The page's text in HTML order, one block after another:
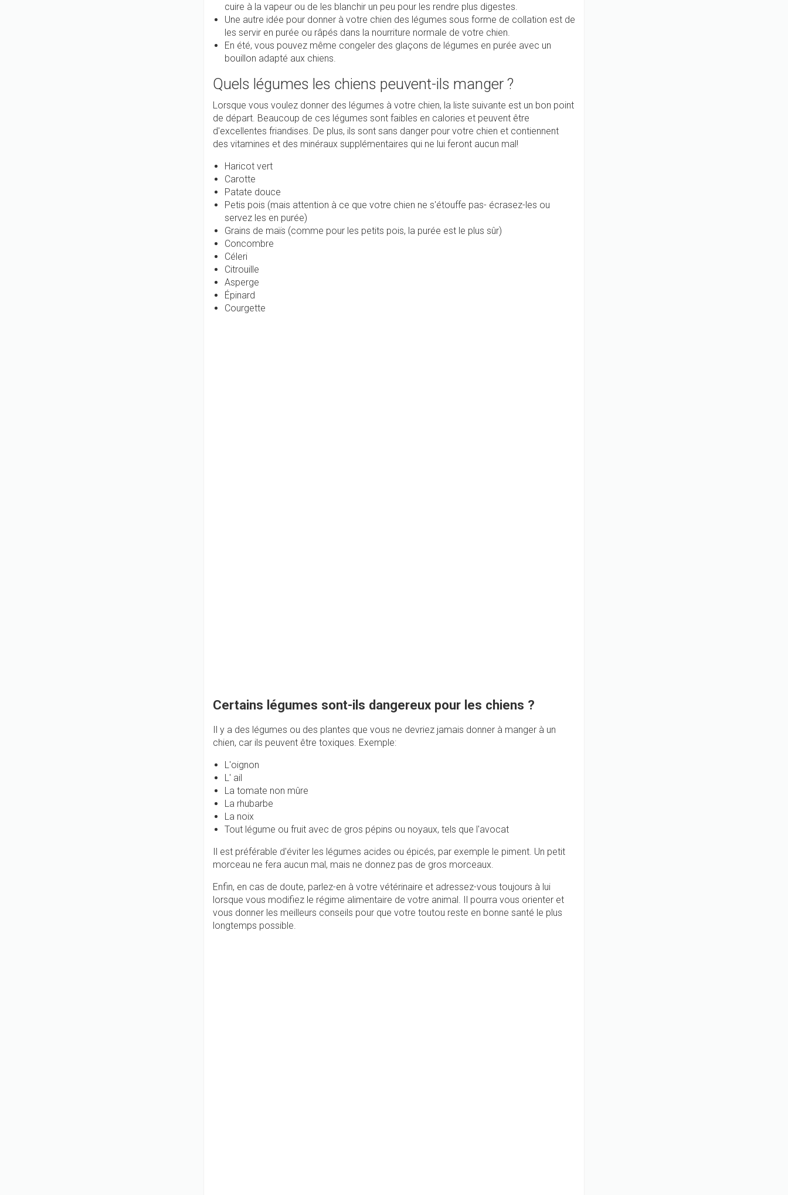
cuire à la vapeur ou de les blanchir un peu pour les rendre plus digestes.
Une autre idée pour donner à votre chien des légumes sous forme de collation est de
les servir en purée ou râpés dans la nourriture normale de votre chien.
En été, vous pouvez même congeler des glaçons de légumes en purée avec un
bouillon adapté aux chiens.
Quels légumes les chiens peuvent-ils manger ?
Lorsque vous voulez donner des légumes à votre chien, la liste suivante est un bon point
de départ. Beaucoup de ces légumes sont faibles en calories et peuvent être
d'excellentes friandises. De plus, ils sont sans danger pour votre chien et contiennent
des vitamines et des minéraux supplémentaires qui ne lui feront aucun mal!
Haricot vert
Carotte
Patate douce
Petis pois (mais attention à ce que votre chien ne s'étouffe pas- écrasez-les ou
servez les en purée)
Grains de maïs (comme pour les petits pois, la purée est le plus sûr)
Concombre
Céleri
Citrouille
Asperge
Épinard
Courgette
Certains légumes sont-ils dangereux pour les chiens ?
Il y a des légumes ou des plantes que vous ne devriez jamais donner à manger à un
chien, car ils peuvent être toxiques. Exemple:
L'oignon
L' ail
La tomate non mûre
La rhubarbe
La noix
Tout légume ou fruit avec de gros pépins ou noyaux, tels que l'avocat
Il est préférable d'éviter les légumes acides ou épicés, par exemple le piment. Un petit
morceau ne fera aucun mal, mais ne donnez pas de gros morceaux.
Enfin, en cas de doute, parlez-en à votre vétérinaire et adressez-vous toujours à lui
lorsque vous modifiez le régime alimentaire de votre animal. Il pourra vous orienter et
vous donner les meilleurs conseils pour que votre toutou reste en bonne santé le plus
longtemps possible.